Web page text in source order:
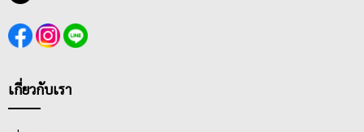
เกี่ยวกับเรา